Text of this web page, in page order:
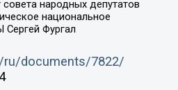
народных депутатов
национальное
Фургал
ru/documents/7822/